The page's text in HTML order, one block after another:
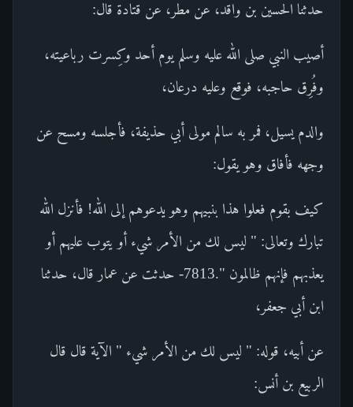
حدثنا الحسين بن واقد، عن مطر، عن قتادة قال:
أصيب النبي صلى الله عليه وسلم يوم أحد وكِسرت رباعيته،
وفُرِق حاجبه، فوقع وعليه درعان،
والدم يسيل، فمر به سالم مولى أبي حذيفة، فأجلسه ومسح عن
وجهه فأفاق وهو يقول:
كيف بقوم فعلوا هذا بنبيهم وهو يدعوهم إلى الله! فأنزل الله
تبارك وتعالى: " ليس لك من الأمر شيء أو يتوب عليهم أو
يعذبهم فإنهم ظالمون ".7813- حدثت عن عمار قال، حدثنا
ابن أبي جعفر،
عن أبيه، قوله: " ليس لك من الأمر شيء " الآية قال قال
الربيع بن أنس: